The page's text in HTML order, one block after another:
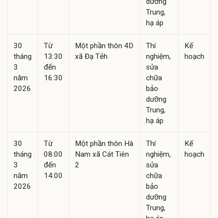
Trung,
hạ áp
30
tháng
3
năm
2026
Từ
13:30
đến
16:30
Một phần thôn 4D
xã Đạ Tẻh
Thí
nghiệm,
sửa
chữa
bảo
dưỡng
Trung,
hạ áp
Kế
hoạch
30
tháng
3
năm
2026
Từ
08:00
đến
14:00
Một phần thôn Hà
Nam xã Cát Tiên
2
Thí
nghiệm,
sửa
chữa
bảo
dưỡng
Trung,
Kế
hoạch